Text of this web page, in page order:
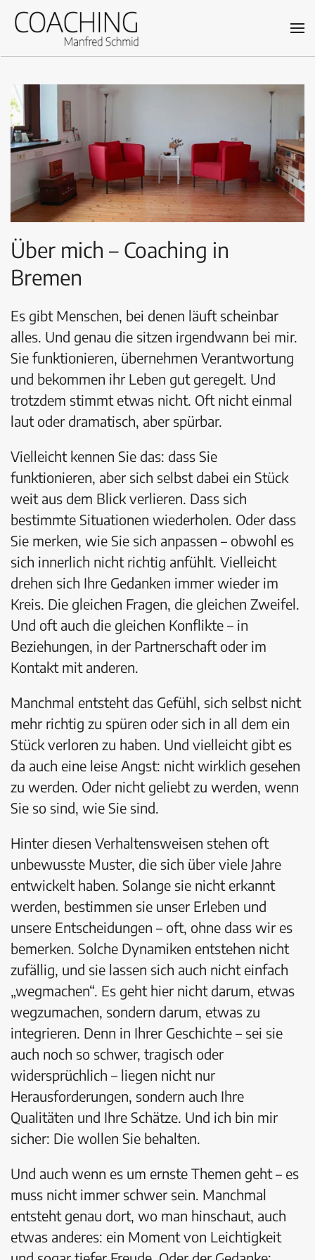
Skip
content
Über mich – Coaching in
Bremen
Es gibt Menschen, bei denen läuft scheinbar
alles. Und genau die sitzen irgendwann bei mir.
Sie funktionieren, übernehmen Verantwortung
und bekommen ihr Leben gut geregelt. Und
trotzdem stimmt etwas nicht. Oft nicht einmal
laut oder dramatisch, aber spürbar.
Vielleicht kennen Sie das: dass Sie
funktionieren, aber sich selbst dabei ein Stück
weit aus dem Blick verlieren. Dass sich
bestimmte Situationen wiederholen. Oder dass
Sie merken, wie Sie sich anpassen – obwohl es
sich innerlich nicht richtig anfühlt. Vielleicht
drehen sich Ihre Gedanken immer wieder im
Kreis. Die gleichen Fragen, die gleichen Zweifel.
Und oft auch die gleichen Konflikte – in
Beziehungen, in der Partnerschaft oder im
Kontakt mit anderen.
Manchmal entsteht das Gefühl, sich selbst nicht
mehr richtig zu spüren oder sich in all dem ein
Stück verloren zu haben. Und vielleicht gibt es
da auch eine leise Angst: nicht wirklich gesehen
zu werden. Oder nicht geliebt zu werden, wenn
Sie so sind, wie Sie sind.
Hinter diesen Verhaltensweisen stehen oft
unbewusste Muster, die sich über viele Jahre
entwickelt haben. Solange sie nicht erkannt
werden, bestimmen sie unser Erleben und
unsere Entscheidungen – oft, ohne dass wir es
bemerken. Solche Dynamiken entstehen nicht
zufällig, und sie lassen sich auch nicht einfach
„wegmachen“. Es geht hier nicht darum, etwas
wegzumachen, sondern darum, etwas zu
integrieren. Denn in Ihrer Geschichte – sei sie
auch noch so schwer, tragisch oder
widersprüchlich – liegen nicht nur
Herausforderungen, sondern auch Ihre
Qualitäten und Ihre Schätze. Und ich bin mir
sicher: Die wollen Sie behalten.
Und auch wenn es um ernste Themen geht – es
muss nicht immer schwer sein. Manchmal
entsteht genau dort, wo man hinschaut, auch
etwas anderes: ein Moment von Leichtigkeit